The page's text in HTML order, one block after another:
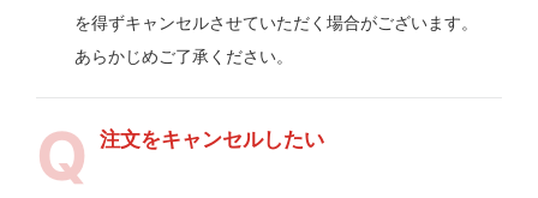
を得ずキャンセルさせていただく場合がございます。
あらかじめご了承ください。
注文をキャンセルしたい